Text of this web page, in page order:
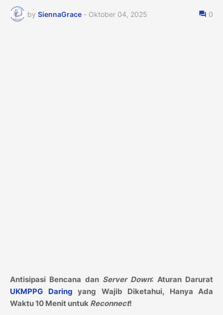
by SiennaGrace - Oktober 04, 2025 0
Antisipasi Bencana dan Server Down: Aturan Darurat
UKMPPG Daring yang Wajib Diketahui, Hanya Ada
Waktu 10 Menit untuk Reconnect!